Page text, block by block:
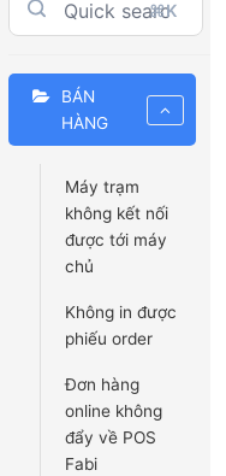
⌘K
BÁN
HÀNG
Máy trạm
không kết nối
được tới máy
chủ
Không in được
phiếu order
Đơn hàng
online không
đẩy về POS
Fabi